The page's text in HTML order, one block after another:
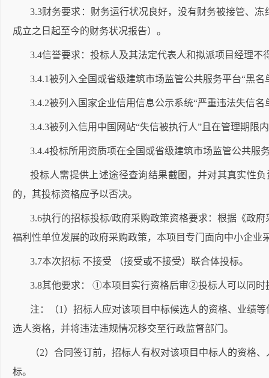
3.3财务要求：财务运行状况良好，没有财务被接管、
成立之日起至今的财务状况报告）。
3.4信誉要求：投标人及其法定代表人和拟派项目经理不
3.4.1被列入全国或省级建筑市场监管公共服务平台“黑
3.4.2被列入国家企业信用信息公示系统“严重违法失信
3.4.3被列入信用中国网站“失信被执行人”且在管理期限
3.4.4投标所用资质项在全国或省级建筑市场监管公共服
投标人需提供上述途径查询结果截图，并对其真实性
的，其投标资格应予以否决。
3.6执行的招标投标/政府采购政策资格要求：根据《政
福利性单位发展的政府采购政策，本项目专门面向中小企
3.7本次招标 不接受 （接受或不接受）联合体投标。
3.8其他要求： ①本项目实行资格后审②投标人可以同时
注：（1）招标人应对该项目中标候选人的资格、业绩
选人资格，并将违法违规情况移交至行政监督部门。
（2）合同签订前，招标人有权对该项目中标人的资格
标。